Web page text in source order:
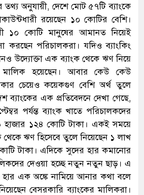
তথ্য অনুযায়ী, দেশে মোট ৫৭টি ব্যাংকে
রয়েছেন ১০ কোটির বেশি।
১০ কোটি মানুষের আমানত নিয়েই
করছেন পরিচালকরা। যদিও ব্যাংকিং
উদ্যোক্তা এক ব্যাংক থেকে ঋণ নিয়ে
মালিক হয়েছেন। আবার কেউ কেউ
চেয়েও কয়েকগুণ বেশি অর্থ তুলে
ব্যাংকের এক প্রতিবেদনে দেখা গেছে,
পর্যন্ত ব্যাংক খাতে পরিচালকদের
হাজার ১২৪ কোটি টাকা। একই সময়ে
থেকে ঋণ হিসেবে তুলে নিয়েছেন ১ লাখ
টাকা। এদিকে সুদের হার কমানোর
দেওয়া হচ্ছে নতুন নতুন ছাড়। এ
এক অঙ্কে নামিয়ে আনার কথা বলে
বেসরকারি ব্যাংকের মালিকরা।